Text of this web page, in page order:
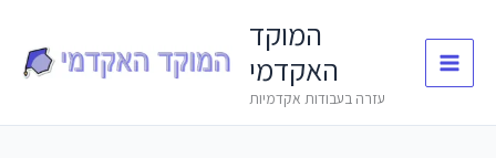
content
המוקד
האקדמי
עזרה בעבודות אקדמיות